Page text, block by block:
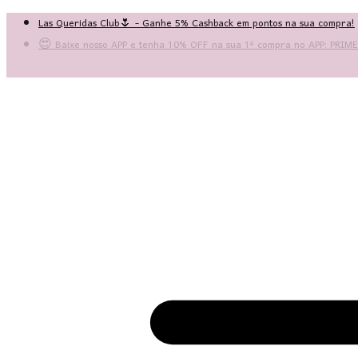
Las Queridas Club🌷 - Ganhe 5% Cashback em pontos na sua compra!
😍 Baixe nosso APP e tenha 10% OFF na sua 1ª compra no APP: